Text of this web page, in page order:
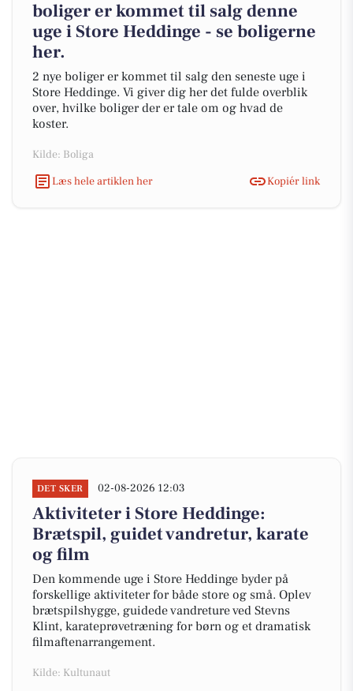
boliger er kommet til salg denne
uge i Store Heddinge - se boligerne
her.
2 nye boliger er kommet til salg den seneste uge i
Store Heddinge. Vi giver dig her det fulde overblik
over, hvilke boliger der er tale om og hvad de
koster.
Kilde: Boliga
Læs hele artiklen her
Kopiér link
DET SKER 02-08-2026 12:03
Aktiviteter i Store Heddinge:
Brætspil, guidet vandretur, karate
og film
Den kommende uge i Store Heddinge byder på
forskellige aktiviteter for både store og små. Oplev
brætspilshygge, guidede vandreture ved Stevns
Klint, karateprøvetræning for børn og et dramatisk
filmaftenarrangement.
Kilde: Kultunaut